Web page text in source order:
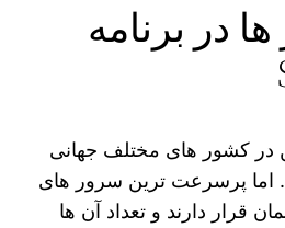
در برنامه
در کشور های مختلف جهانی
اما پرسرعت‌ ترین سرور های
قرار دارند و تعداد آن ها